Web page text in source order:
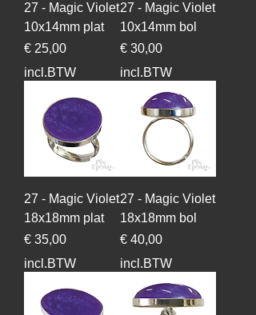
27 - Magic Violet
10x14mm plat
Prijs
€ 25,00
incl.BTW
27 - Magic Violet
10x14mm bol
Prijs
€ 30,00
incl.BTW
27 - Magic Violet
18x18mm plat
Prijs
€ 35,00
incl.BTW
27 - Magic Violet
18x18mm bol
Prijs
€ 40,00
incl.BTW